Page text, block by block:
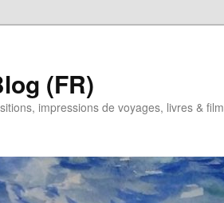
(FR)
impressions de voyages, livres &